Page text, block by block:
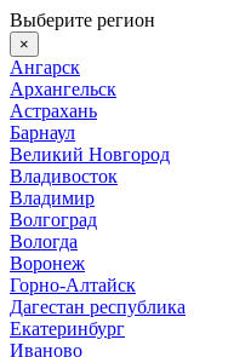
Выберите регион
×
Ангарск
Архангельск
Астрахань
Барнаул
Великий Новгород
Владивосток
Владимир
Волгоград
Вологда
Воронеж
Горно-Алтайск
Дагестан республика
Екатеринбург
Иваново